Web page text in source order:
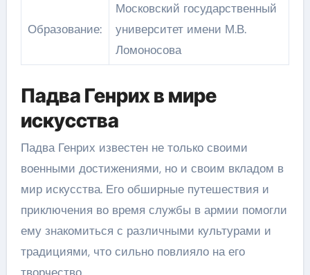
Образование:
Московский государственный
университет имени М.В.
Ломоносова
Падва Генрих в мире
искусства
Падва Генрих известен не только своими
военными достижениями, но и своим вкладом в
мир искусства. Его обширные путешествия и
приключения во время службы в армии помогли
ему знакомиться с различными культурами и
традициями, что сильно повлияло на его